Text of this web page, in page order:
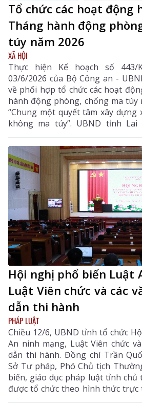
Tổ chức các hoạt động
Tháng hành động
túy năm 2026
XÃ HỘI
Thực hiện Kế hoạch số 443/
03/6/2026 của Bộ Công an -
về phối hợp tổ chức các hoạt
hành động phòng, chống ma túy
“Chung một quyết tâm xây dựng
không ma túy”. UBND tỉnh Lai
hoạch tổ chức các hoạt động
động phòng, chống ma túy
“Chung một quyết tâm xây
ma túy”.
Hội nghị phổ biến Luật
Luật Viên chức và các
dẫn thi hành
PHÁP LUẬT
Chiều 12/6, UBND tỉnh tổ chức
An ninh mạng, Luật Viên chức
dẫn thi hành. Đồng chí Trần
Sở Tư pháp, Phó Chủ tịch
biến, giáo dục pháp luật tỉnh
được tổ chức theo hình thức trực
tuyến kết nối đến điểm cầu các